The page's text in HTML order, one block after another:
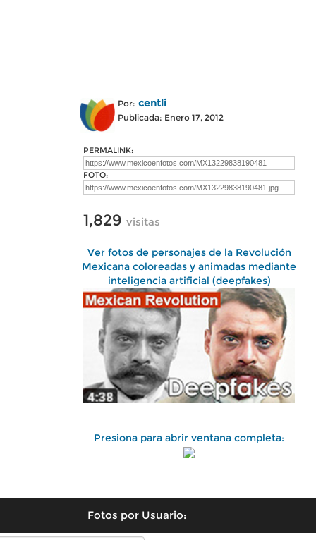
Por: centli
Publicada: Enero 17, 2012
PERMALINK:
FOTO:
1,829 visitas
Ver fotos de personajes de la Revolución
Mexicana coloreadas y animadas mediante
inteligencia artificial (deepfakes)
Presiona para abrir ventana completa:
Fotos por Usuario: